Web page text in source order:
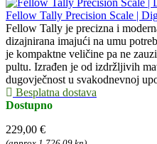
Fellow Tally Precision Scale |
Fellow Tally je precizna i
dizajnirana imajući na umu
je kompaktne veličine pa ne
pultu. Izrađen je od izdržljivih
dugovječnost u svakodnevnoj
Besplatna dostava
Dostupno
229,00 €